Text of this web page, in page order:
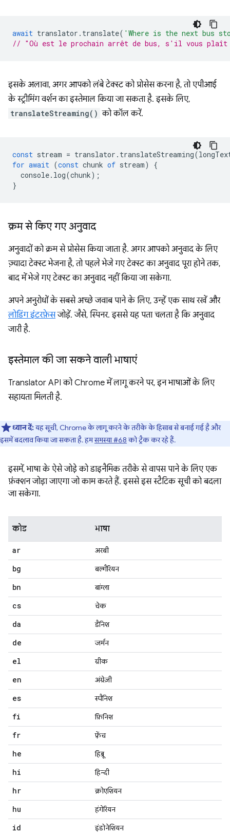
await translator . translate( 'Where is the next bus
// "Où est le prochain arrêt de bus, s'il vous
इसके अलावा, अगर आपको लंबे टेक्स्ट को प्रोसेस करना है, तो एपीआई
के स्ट्रीमिंग वर्शन का इस्तेमाल किया जा सकता है. इसके लिए,
translateStreaming() को कॉल करें.
const stream = translator . translateStreaming(
for await (const chunk of stream)
{
console. log(chunk);
}
क्रम से किए गए अनुवाद
अनुवादों को क्रम से प्रोसेस किया जाता है. अगर आपको अनुवाद के लिए
ज़्यादा टेक्स्ट भेजना है, तो पहले भेजे गए टेक्स्ट का अनुवाद पूरा होने तक,
बाद में भेजे गए टेक्स्ट का अनुवाद नहीं किया जा सकेगा.
अपने अनुरोधों के सबसे अच्छे जवाब पाने के लिए, उन्हें एक साथ रखें और
लोडिंग इंटरफ़ेसजोड़ें. जैसे, स्पिनर. इससे यह पता चलता है कि अनुवाद
जारी है.
इस्तेमाल की जा सकने वाली भाषाएं
Translator API को Chrome में लागू करने पर, इन भाषाओं के लिए
सहायता मिलती है.
ध्यान दें:यह सूची, Chrome के लागू करने के तरीके के हिसाब से बनाई गई है और
इसमें बदलाव किया जा सकता है. हमसमस्या #68को ट्रैक कर रहे हैं.
इसमें, भाषा के ऐसे जोड़े को डाइनैमिक तरीके से वापस पाने के लिए एक
फ़ंक्शन जोड़ा जाएगा जो काम करते हैं. इससे इस स्टैटिक सूची को बदला
जा सकेगा.
कोड भाषा
ar अरबी
bg बल्गैरियन
bn बांग्ला
cs चेक
da डैनिश
de जर्मन
el ग्रीक
en अंग्रेज़ी
es स्पैनिश
fi फ़िनिश
fr फ़्रेंच
he हिब्रू
hi हिन्दी
hr क्रोएशियन
hu हंगेरियन
id इंडोनेशियन